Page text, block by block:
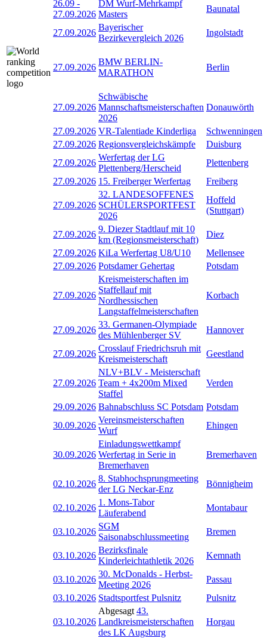
26.09 -
27.09.2026
DM Wurf-Mehrkampf
Masters
Baunatal
27.09.2026
Bayerischer
Bezirkevergleich 2026
Ingolstadt
27.09.2026
BMW BERLIN-
MARATHON
Berlin
27.09.2026
Schwäbische
Mannschaftsmeisterschaften
2026
Donauwörth
27.09.2026 VR-Talentiade Kinderliga
Schwenningen
27.09.2026 Regionsvergleichskämpfe
Duisburg
27.09.2026
Werfertag der LG
Plettenberg/Herscheid
Plettenberg
27.09.2026 15. Freiberger Werfertag Freiberg
27.09.2026
32. LANDESOFFENES
SCHÜLERSPORTFEST
2026
Hoffeld
(Stuttgart)
27.09.2026
9. Diezer Stadtlauf mit 10
km (Regionsmeisterschaft)
Diez
27.09.2026 KiLa Werfertag U8/U10
Mellensee
27.09.2026 Potsdamer Gehertag Potsdam
27.09.2026
Kreismeisterschaften im
Staffellauf mit
Nordhessischen
Langstaffelmeisterschaften
Korbach
27.09.2026
33. Germanen-Olympiade
des Mühlenberger SV
Hannover
27.09.2026
Crosslauf Friedrichsruh mit
Kreismeisterschaft
Geestland
27.09.2026
NLV+BLV - Meisterschaft
Team + 4x200m Mixed
Staffel
Verden
29.09.2026 Bahnabschluss SC Potsdam Potsdam
30.09.2026
Vereinsmeisterschaften
Wurf
Ehingen
30.09.2026
Einladungswettkampf
Werfertag in Serie in
Bremerhaven
Bremerhaven
02.10.2026
8. Stabhochsprungmeeting
der LG Neckar-Enz
Bönnigheim
02.10.2026
1. Mons-Tabor
Läuferabend
Montabaur
03.10.2026
SGM
Saisonabschlussmeeting
Bremen
03.10.2026
Bezirksfinale
Kinderleichtathletik 2026
Kemnath
03.10.2026
30. McDonalds - Herbst-
Meeting 2026
Passau
03.10.2026 Stadtsportfest Pulsnitz Pulsnitz
03.10.2026
Abgesagt 43.
Landkreismeisterschaften
des LK Augsburg
Horgau